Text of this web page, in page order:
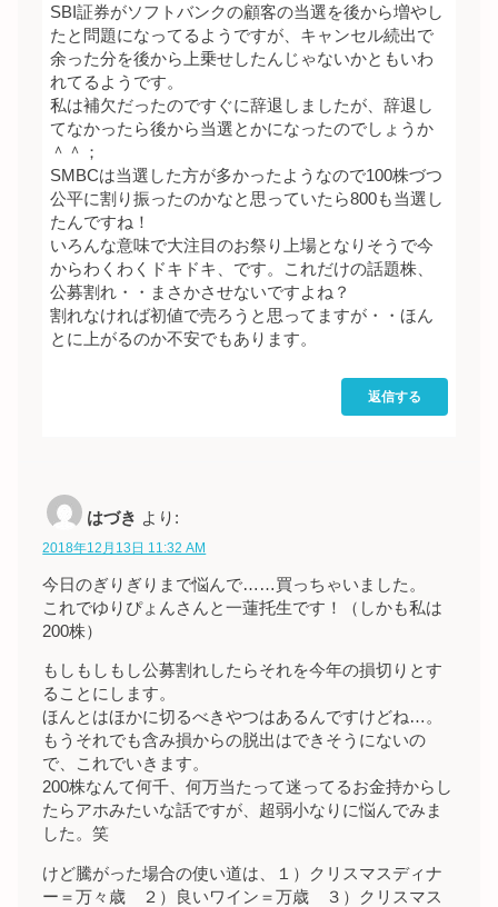
SBI証券がソフトバンクの顧客の当選を後から増やし
たと問題になってるようですが、キャンセル続出で
余った分を後から上乗せしたんじゃないかともいわ
れてるようです。
私は補欠だったのですぐに辞退しましたが、辞退し
てなかったら後から当選とかになったのでしょうか
＾＾；
SMBCは当選した方が多かったようなので100株づつ
公平に割り振ったのかなと思っていたら800も当選し
たんですね！
いろんな意味で大注目のお祭り上場となりそうで今
からわくわくドキドキ、です。これだけの話題株、
公募割れ・・まさかさせないですよね？
割れなければ初値で売ろうと思ってますが・・ほん
とに上がるのか不安でもあります。
返信する
はづき より:
2018年12月13日 11:32 AM
今日のぎりぎりまで悩んで……買っちゃいました。
これでゆりぴょんさんと一蓮托生です！（しかも私は
200株）
もしもしもし公募割れしたらそれを今年の損切りとす
ることにします。
ほんとはほかに切るべきやつはあるんですけどね…。
もうそれでも含み損からの脱出はできそうにないの
で、これでいきます。
200株なんて何千、何万当たって迷ってるお金持からし
たらアホみたいな話ですが、超弱小なりに悩んでみま
した。笑
けど騰がった場合の使い道は、１）クリスマスディナ
ー＝万々歳 ２）良いワイン＝万歳 ３）クリスマス